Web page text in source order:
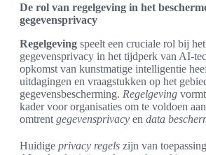
De rol van regelgeving in het
gegevensprivacy
Regelgeving speelt een cruciale rol bij
gegevensprivacy in het tijdperk van AI-
opkomst van kunstmatige intelligentie
uitdagingen en vraagstukken op het
gegevensbescherming. Regelgeving
kader voor organisaties om te voldoen
omtrent gegevensprivacy en data
Huidige privacy regels zijn van